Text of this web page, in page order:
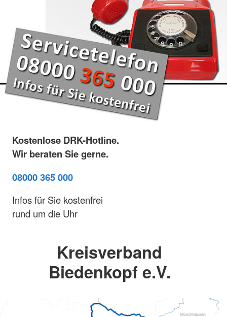
Kostenlose DRK-Hotline.
Wir beraten Sie gerne.
08000 365 000
Infos für Sie kostenfrei
rund um die Uhr
Kreisverband
Biedenkopf e.V.